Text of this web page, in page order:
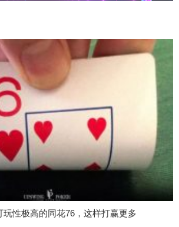
玩性极高的同花76，这样打赢更多